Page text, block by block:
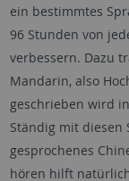
ein bestimmtes
96 Stunden von
verbessern. Dazu
Mandarin, also
geschrieben wird
Ständig mit diesen
gesprochenes
hören hilft